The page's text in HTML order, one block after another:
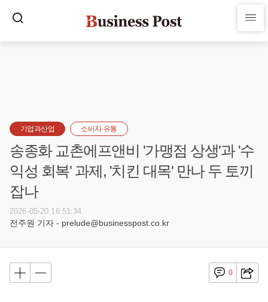
기업과산업 소비자·유통
송종화 교촌에프앤비 '가맹점 상생'과 '수
익성 회복' 과제, '치킨 대목' 만나 두 토끼
잡나
2026-05-20 16:51:34
전주원 기자 - prelude@businesspost.co.kr
0